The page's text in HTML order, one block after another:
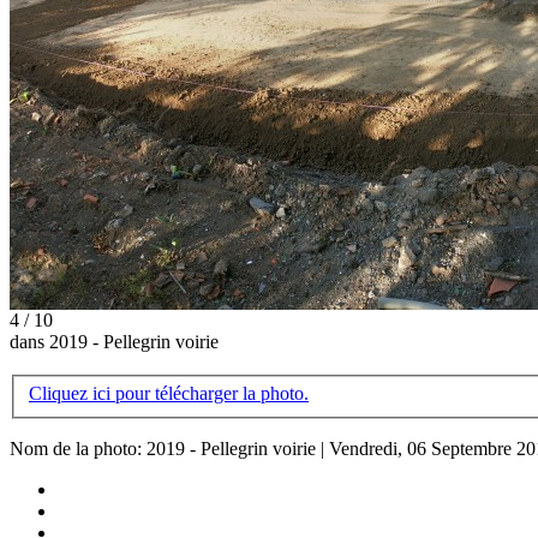
4 / 10
dans 2019 - Pellegrin voirie
Cliquez ici pour télécharger la photo.
Nom de la photo: 2019 - Pellegrin voirie | Vendredi, 06 Septembre